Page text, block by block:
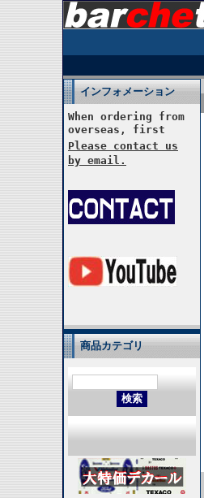
インフォメーション
When ordering from
overseas, first
Please contact us
by email.
商品カテゴリ